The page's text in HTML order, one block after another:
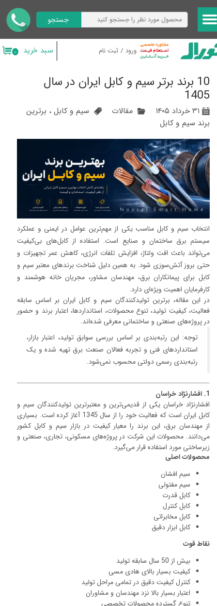
ورود / ثبت نام
حساب کاربری من
تغییر گذر واژه
خروج از حساب کاربری
جستجو
۰ سبد خرید
10 برند برتر سیم و کابل ایران در سال
1405
۳۱ خرداد ۱۴۰۵ مقالات سیم و کابل ، برترین
برند سیم و کابل
انتخاب سیم و کابل مناسب یکی از مهم‌ترین عوامل در ایمنی و عملکرد
سیستم برق ساختمان و صنایع است. استفاده از کابل‌های بی‌کیفیت
می‌تواند باعث افت ولتاژ، افزایش تلفات انرژی، کاهش عمر تجهیزات و
حتی بروز آتش‌سوزی شود. به همین دلیل شناخت برندهای معتبر سیم و
کابل برای پیمانکاران برق، مهندسان مشاور، مجریان خانه هوشمند و
کارفرمایان اهمیت ویژه‌ای دارد.
در این مقاله، برترین تولیدکنندگان سیم و کابل ایران بر اساس سابقه
فعالیت، کیفیت تولید، تنوع محصولات، استانداردها، اعتبار برند و حضور
در پروژه‌های صنعتی و ساختمانی معرفی شده‌اند.
توجه: این رتبه‌بندی بر اساس بررسی سوابق تولید، اعتبار بازار،
استانداردهای فنی و تجربه فعالان صنعت برق تهیه شده و یک
رتبه‌بندی رسمی دولتی محسوب نمی‌شود.
1. افشارنژاد خراسان
افشارنژاد خراسان یکی از قدیمی‌ترین و معتبرترین تولیدکنندگان سیم و
کابل ایران است که فعالیت خود را از سال 1345 آغاز کرده است. بسیاری
از مهندسان برق، این برند را معیار کیفیت در بازار سیم و کابل کشور
می‌دانند. محصولات این شرکت در پروژه‌های مسکونی، تجاری، صنعتی و
زیرساختی مورد استفاده قرار می‌گیرد.
محصولات اصلی
سیم افشان
سیم مفتولی
کابل قدرت
کابل کنترل
کابل مخابراتی
کابل ابزار دقیق
نقاط قوت
بیش از 50 سال سابقه تولید
کیفیت بسیار بالای هادی مسی
کنترل کیفیت دقیق در تمامی مراحل تولید
اعتبار بسیار بالا نزد مهندسان و مشاوران
تنوع گسترده محصولات تخصصی